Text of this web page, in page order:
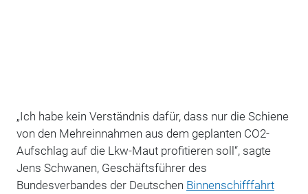
„Ich habe kein Verständnis dafür, dass nur die Schiene
von den Mehreinnahmen aus dem geplanten CO2-
Aufschlag auf die Lkw-Maut profitieren soll“, sagte
Jens Schwanen, Geschäftsführer des
Bundesverbandes der Deutschen Binnenschifffahrt